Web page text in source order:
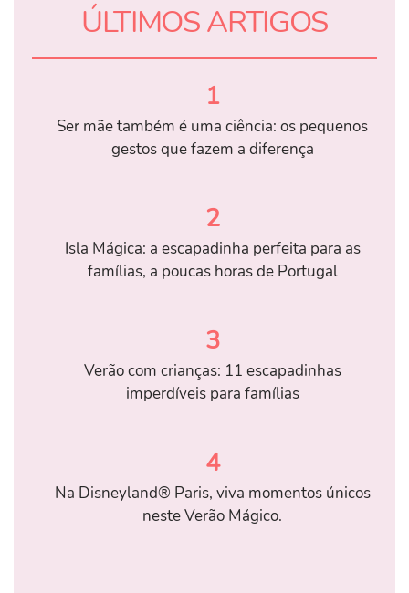
ÚLTIMOS ARTIGOS
1
Ser mãe também é uma ciência: os pequenos
gestos que fazem a diferença
2
Isla Mágica: a escapadinha perfeita para as
famílias, a poucas horas de Portugal
3
Verão com crianças: 11 escapadinhas
imperdíveis para famílias
4
Na Disneyland® Paris, viva momentos únicos
neste Verão Mágico.